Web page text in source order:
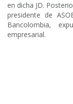
en dicha JD.
presidente de
Bancolombia,
empresarial.